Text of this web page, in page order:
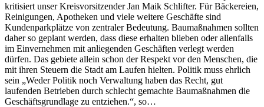
kritisiert unser Kreisvorsitzender Jan Maik Schlifter. Für Bäckereien,
Reinigungen, Apotheken und viele weitere Geschäfte sind
Kundenparkplätze von zentraler Bedeutung. Baumaßnahmen sollten
daher so geplant werden, dass diese erhalten blieben oder allenfalls
im Einvernehmen mit anliegenden Geschäften verlegt werden
dürfen. Das gebiete allein schon der Respekt vor den Menschen, die
mit ihren Steuern die Stadt am Laufen hielten. Politik muss ehrlich
sein „Weder Politik noch Verwaltung haben das Recht, gut
laufenden Betrieben durch schlecht gemachte Baumaßnahmen die
Geschäftsgrundlage zu entziehen.“, so…